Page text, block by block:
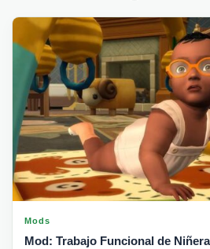
Mods
Mod: Trabajo Funcional de